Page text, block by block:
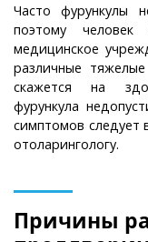
Часто фурункулы
поэтому
медицинское
различные
скажется на
фурункула
симптомов следует
отоларингологу.
Причины